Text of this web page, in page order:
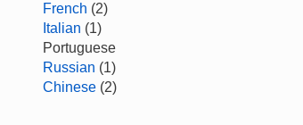
French (2)
Italian (1)
Portuguese
Russian (1)
Chinese (2)